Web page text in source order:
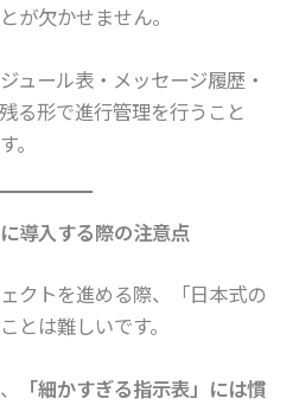
が欠かせません。
ュール表・メッセージ履歴・
る形で進行管理を行うこと
。
導入する際の注意点
クトを進める際、「日本式の
とは難しいです。
「細かすぎる指示表」には慣